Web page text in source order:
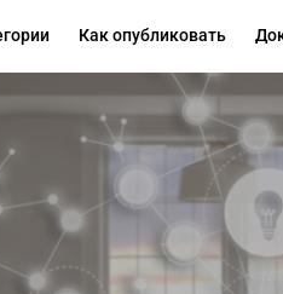
Как опубликовать